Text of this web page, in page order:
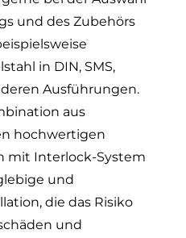
und des Zubehörs
in DIN, SMS,
Ausführungen.
aus
hochwertigen
mit Interlock-System
und
die das Risiko
und